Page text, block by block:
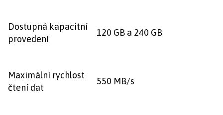
Dostupná kapacitní
provedení
120 GB a 240 GB
Maximální rychlost
čtení dat
550 MB/s